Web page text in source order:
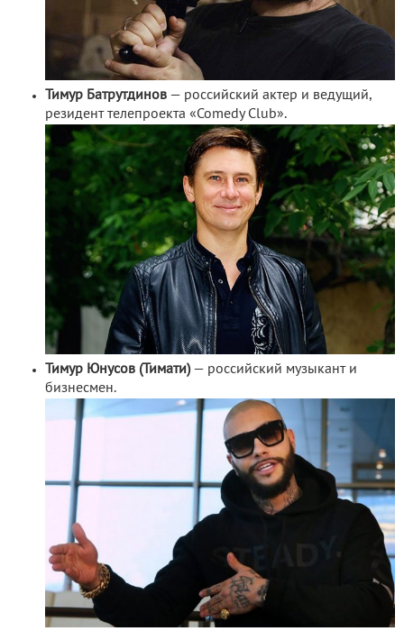
Тимур Батрутдинов — российский актер и ведущий,
резидент телепроекта «Comedy Club».
Тимур Юнусов (Тимати)— российский музыкант и
бизнесмен.